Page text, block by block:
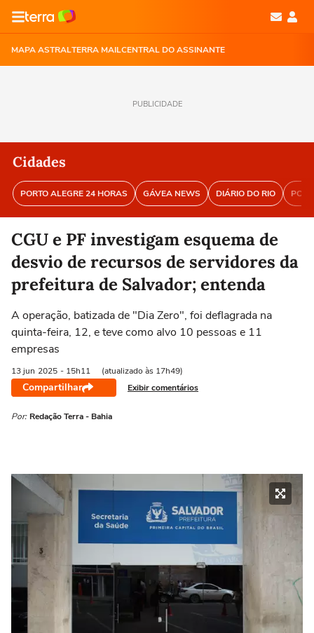
MAPA ASTRALTERRA MAILCENTRAL DO ASSINANTE
PUBLICIDADE
Cidades
PORTO ALEGRE 24 HORAS GÁVEA NEWS DIÁRIO DO RIO
CGU e PF investigam esquema de
desvio de recursos de servidores da
prefeitura de Salvador; entenda
A operação, batizada de "Dia Zero", foi deflagrada na
quinta-feira, 12, e teve como alvo 10 pessoas e 11
empresas
13 jun 2025 - 15h11 (atualizado às 17h49)
Compartilhar Exibir comentários
Por: Redação Terra - Bahia